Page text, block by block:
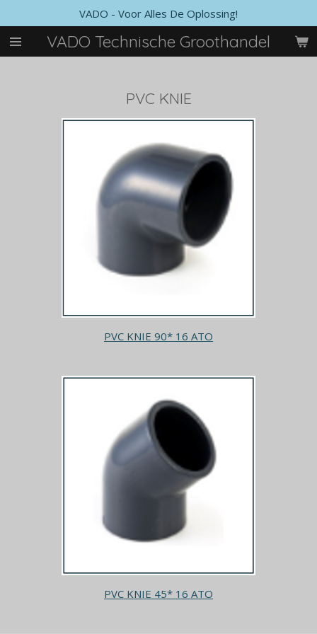
direct
naar
de
VADO Technische Groothandel
VADO - Voor Alles De Oplossing!
PVC KNIE
PVC KNIE 90* 16 ATO
PVC KNIE 45* 16 ATO